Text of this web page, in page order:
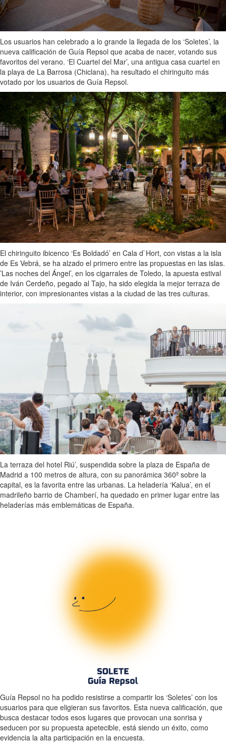
Los usuarios han celebrado a lo grande la llegada de los ‘Soletes’, la
nueva calificación de Guía Repsol que acaba de nacer, votando sus
favoritos del verano. ‘El Cuartel del Mar’, una antigua casa cuartel en
la playa de La Barrosa (Chiclana), ha resultado el chiringuito más
votado por los usuarios de Guía Repsol.
El chiringuito ibicenco ‘Es Boldadó’ en Cala d`Hort, con vistas a la isla
de Es Vebrá, se ha alzado el primero entre las propuestas en las islas.
’Las noches del Ángel’, en los cigarrales de Toledo, la apuesta estival
de Iván Cerdeño, pegado al Tajo, ha sido elegida la mejor terraza de
interior, con impresionantes vistas a la ciudad de las tres culturas.
La terraza del hotel Riú’, suspendida sobre la plaza de España de
Madrid a 100 metros de altura, con su panorámica 360º sobre la
capital, es la favorita entre las urbanas. La heladería ‘Kalua’, en el
madrileño barrio de Chamberí, ha quedado en primer lugar entre las
heladerías más emblemáticas de España.
Guía Repsol no ha podido resistirse a compartir los ‘Soletes’ con los
usuarios para que eligieran sus favoritos. Esta nueva calificación, que
busca destacar todos esos lugares que provocan una sonrisa y
seducen por su propuesta apetecible, está siendo un éxito, como
evidencia la alta participación en la encuesta.